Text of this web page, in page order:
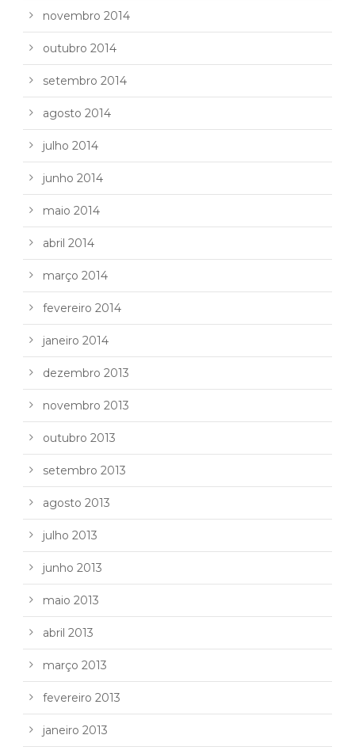
novembro 2014
outubro 2014
setembro 2014
agosto 2014
julho 2014
junho 2014
maio 2014
abril 2014
março 2014
fevereiro 2014
janeiro 2014
dezembro 2013
novembro 2013
outubro 2013
setembro 2013
agosto 2013
julho 2013
junho 2013
maio 2013
abril 2013
março 2013
fevereiro 2013
janeiro 2013